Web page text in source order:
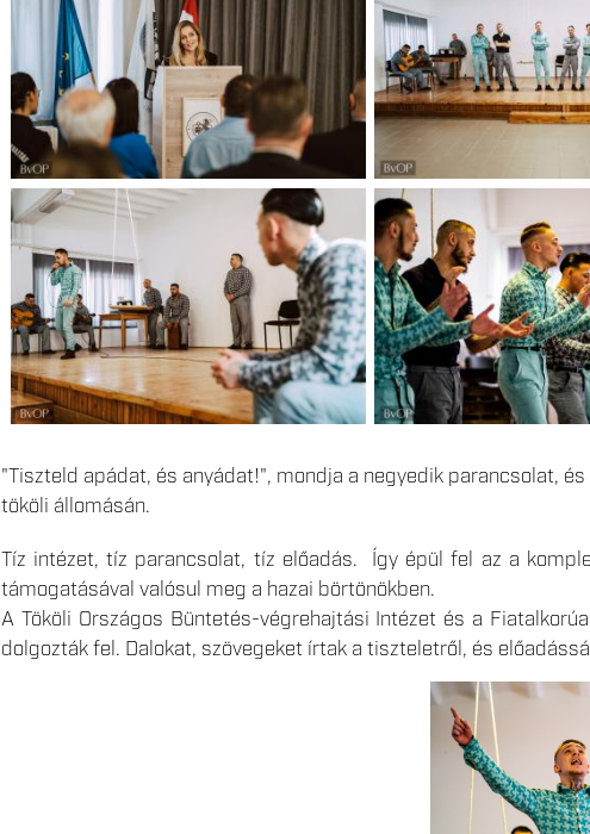
"Tiszteld apádat, és anyádat!", mondja a negyedik parancsolat,
tököli állomásán.
Tíz intézet, tíz parancsolat, tíz előadás. Így épül fel az a
támogatásával valósul meg a hazai börtönökben.
A Tököli Országos Büntetés-végrehajtási Intézet és a
dolgozták fel. Dalokat, szövegeket írtak a tiszteletről, és